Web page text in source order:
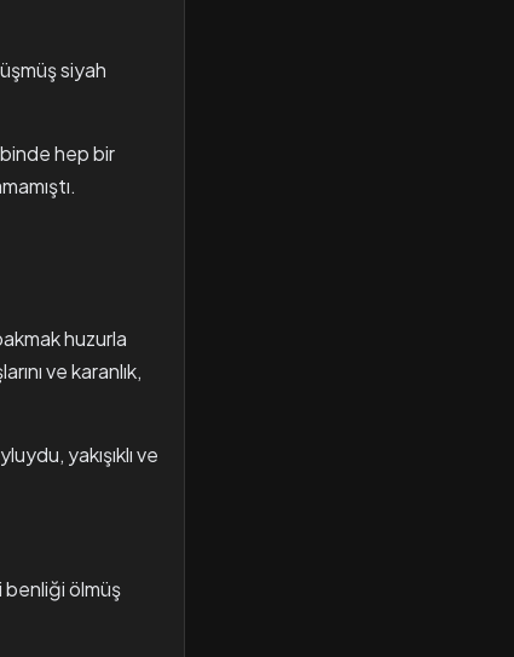
siyah
hep bir
huzurla
ve karanlık,
yakışıklı ve
benliği ölmüş